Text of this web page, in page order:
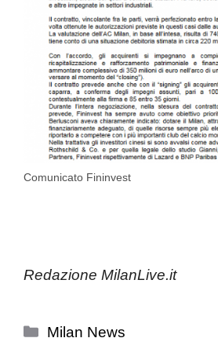
Comunicato Fininvest
Redazione MilanLive.it
Categorie
Milan News